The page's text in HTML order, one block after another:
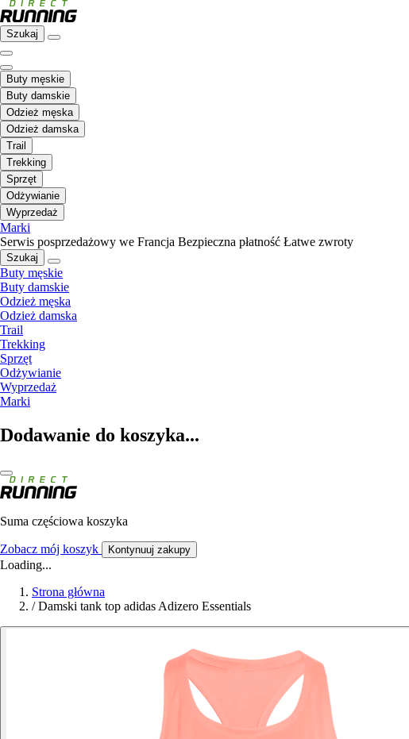
Szukaj
Buty męskie
Buty damskie
Odzież męska
Odzież damska
Trail
Trekking
Sprzęt
Odżywianie
Wyprzedaż
Marki
Serwis posprzedażowy we Francja Bezpieczna płatność Łatwe zwroty
Szukaj
Buty męskie
Buty damskie
Odzież męska
Odzież damska
Trail
Trekking
Sprzęt
Odżywianie
Wyprzedaż
Marki
Dodawanie do koszyka...
Suma częściowa koszyka
Zobacz mój koszyk Kontynuuj zakupy
Loading...
Strona główna
/ Damski tank top adidas Adizero Essentials